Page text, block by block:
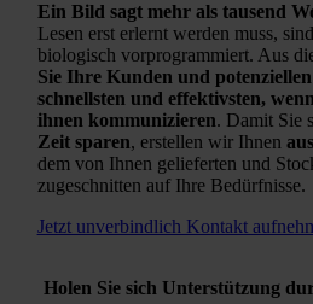
Ein Bild sagt mehr als tausend
Lesen erst erlernt werden muss,
biologisch vorprogrammiert. Aus
Sie Ihre Kunden und
schnellsten und effektivsten,
ihnen kommunizieren. Damit Sie
Zeit sparen, erstellen wir Ihnen
dem von Ihnen gelieferten und
zugeschnitten auf Ihre Bedürfnisse.
Jetzt unverbindlich Kontakt
Holen Sie sich Unterstützung